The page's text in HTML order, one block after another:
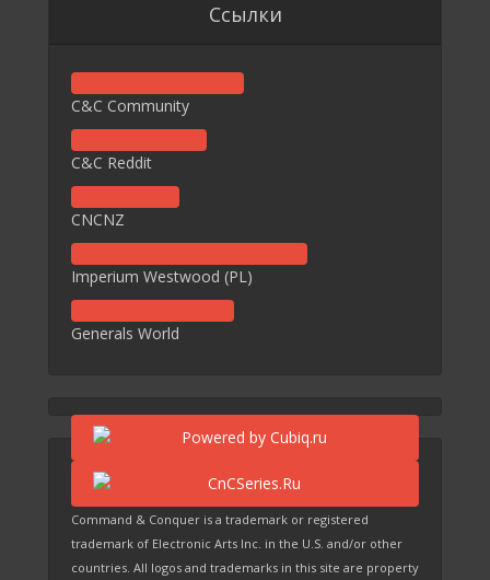
Ссылки
C&C Community
C&C Reddit
CNCNZ
Imperium Westwood (PL)
Generals World
Command & Conquer is a trademark or registered
trademark of Electronic Arts Inc. in the U.S. and/or other
countries. All logos and trademarks in this site are property